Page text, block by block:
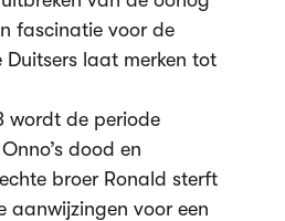
fascinatie voor de
laat merken tot
wordt de periode
dood en
broer Ronald sterft
aanwijzingen voor een